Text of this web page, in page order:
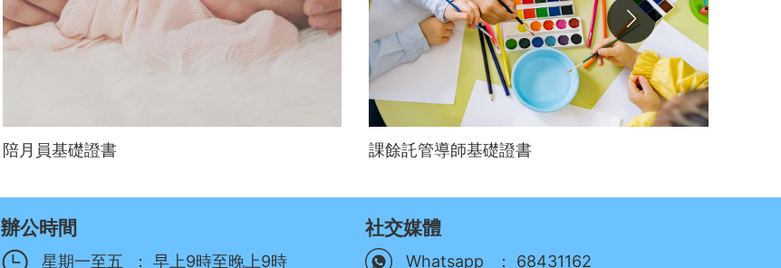
陪月員基礎證書 課餘託管導師基礎證書
辦公時間
星期一至五 ： 早上9時至晚上9時
社交媒體
Whatsapp ： 68431162